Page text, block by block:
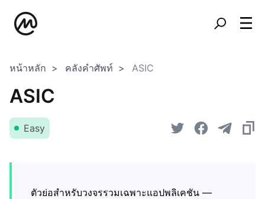
หน้าหลัก คลังคำศัพท์ ASIC
ASIC
Easy
ตัวย่อสำหรับวงจรรวมเฉพาะแอปพลิเคชัน —